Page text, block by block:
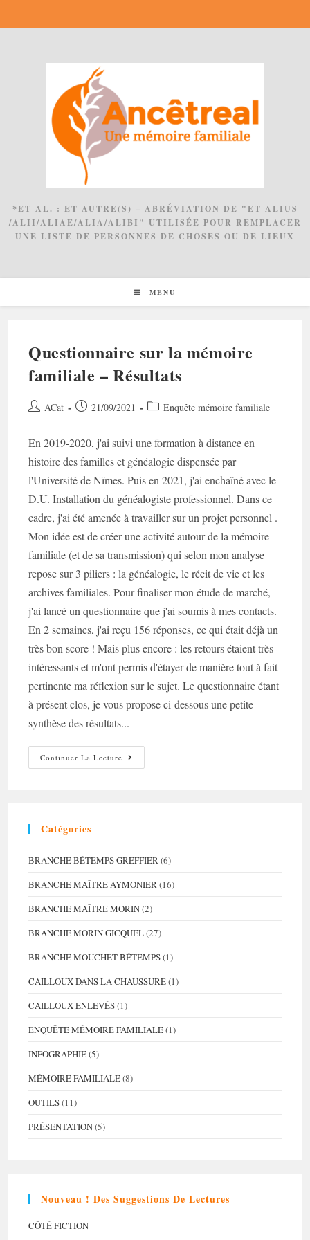
*ET AL. : ET AUTRE(S) – ABRÉVIATION DE "ET ALIUS
/ALII/ALIAE/ALIA/ALIBI" UTILISÉE POUR REMPLACER
UNE LISTE DE PERSONNES DE CHOSES OU DE LIEUX
MENU
Questionnaire sur la mémoire
familiale – Résultats
Auteur/autrice
publication :
ACat
Post21/09/2021
PostEnquête mémoire familiale
En 2019-2020, j'ai suivi une formation à distance en
histoire des familles et généalogie dispensée par
l'Université de Nïmes. Puis en 2021, j'ai enchaîné avec le
D.U. Installation du généalogiste professionnel. Dans ce
cadre, j'ai été amenée à travailler sur un projet personnel .
Mon idée est de créer une activité autour de la mémoire
familiale (et de sa transmission) qui selon mon analyse
repose sur 3 piliers : la généalogie, le récit de vie et les
archives familiales. Pour finaliser mon étude de marché,
j'ai lancé un questionnaire que j'ai soumis à mes contacts.
En 2 semaines, j'ai reçu 156 réponses, ce qui était déjà un
très bon score ! Mais plus encore : les retours étaient très
intéressants et m'ont permis d'étayer de manière tout à fait
pertinente ma réflexion sur le sujet. Le questionnaire étant
à présent clos, je vous propose ci-dessous une petite
synthèse des résultats...
Continuer La Lecture Questionnaire
Sur
Catégories
BRANCHE BÉTEMPS GREFFIER(6)
BRANCHE MAÎTRE AYMONIER(16)
BRANCHE MAÎTRE MORIN(2)
BRANCHE MORIN GICQUEL(27)
BRANCHE MOUCHET BÉTEMPS(1)
CAILLOUX DANS LA CHAUSSURE(1)
CAILLOUX ENLEVÉS(1)
ENQUÊTE MÉMOIRE FAMILIALE(1)
INFOGRAPHIE(5)
MÉMOIRE FAMILIALE(8)
OUTILS(11)
PRÉSENTATION(5)
Nouveau ! Des Suggestions De Lectures
CÔTÉ FICTION